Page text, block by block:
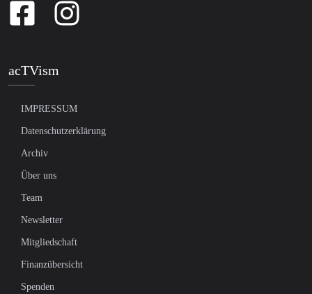
acTVism
IMPRESSUM
Datenschutzerklärung
Archiv
Über uns
Team
Newsletter
Mitgliedschaft
Finanzübersicht
Spenden